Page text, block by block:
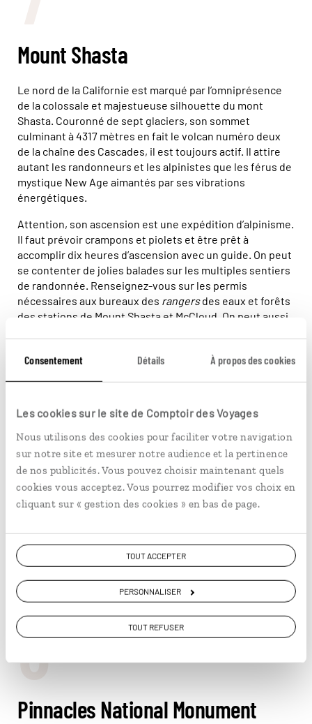
Consentement Détails À propos des cookies
Les cookies sur le site de Comptoir des Voyages
Nous utilisons des cookies pour faciliter votre navigation
sur notre site et mesurer notre audience et la pertinence
de nos publicités. Vous pouvez choisir maintenant quels
cookies vous acceptez. Vous pourrez modifier vos choix en
cliquant sur « gestion des cookies » en bas de page.
TOUT ACCEPTER
PERSONNALISER
TOUT REFUSER
Mount Shasta
Le nord de la Californie est marqué par l’omniprésence
de la colossale et majestueuse silhouette du mont
Shasta. Couronné de sept glaciers, son sommet
culminant à 4317 mètres en fait le volcan numéro deux
de la chaîne des Cascades, il est toujours actif. Il attire
autant les randonneurs et les alpinistes que les férus de
mystique New Age aimantés par ses vibrations
énergétiques.
Attention, son ascension est une expédition d’alpinisme.
Il faut prévoir crampons et piolets et être prêt à
accomplir dix heures d’ascension avec un guide. On peut
se contenter de jolies balades sur les multiples sentiers
de randonnée. Renseignez-vous sur les permis
nécessaires aux bureaux des rangersdes eaux et forêts
des stations de Mount Shasta et McCloud. On peut aussi
Mount Shasta est un patelin au passé tumultueux où
sophrologie, la station abondant en officines de toutes
sortes liées à la spiritualité de l’endroit…
Six kilomètres au sud, Dunsmuir est un bourg au charme
typique de la province américaine. On y vient admirer son
architecture classée, déguster son eau de source
vantée comme l’une des plus pures du monde, et pour la
Plus au sud, les trois lacs, Clair Eagle, Whiskeytown et
Shasta alimentés par la Sacramento River, formant la
Whiskeytown-Shasta-Trinity National Recreation Area,
offrent un paradis nautique.
8
Pinnacles National Monument